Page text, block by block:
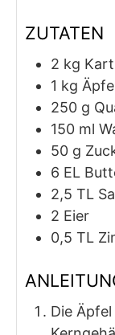
ZUTATEN
2 kg
1 kg
250 g
150 ml
50 g
6 EL
2,5 TL
2 Eier
0,5 TL
Die